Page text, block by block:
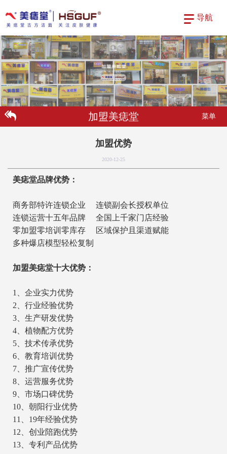
导航
加盟美痣堂 菜单
加盟优势
2020-12-25
美痣堂品牌优势：
商务部特许连锁企业 连锁副会长授权单位
连锁运营十五年品牌 全国上千家门店经验
零加盟零培训零库存 区域保护且渠道赋能
多种爆店模型轻松复制
加盟美痣堂十大优势：
1、企业实力优势
2、行业经验优势
3、生产研发优势
4、植物配方优势
5、技术传承优势
6、教育培训优势
7、推广宣传优势
8、运营服务优势
9、市场口碑优势
10、朝阳行业优势
11、19年经验优势
12、创业陪跑优势
13、专利产品优势